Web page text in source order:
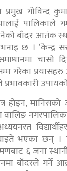
गोविन्द
पालिकाले
बनेको बाँदर आतंक
छ । ‘केन्द्र
चासो
गरेका
उपायको
होइन, मानिसको
भएका छन् ।
६ जना
बाँदरले गर्ने